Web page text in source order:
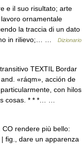
e il suo risultato; arte
ornamentale
la traccia di un dato
in rilievo;… …
Dizionario
TEXTIL Bordar
«ráqm», acción de
con hilos
cosas. * * *… …
CO rendere più bello:
fig., dare un apparenza